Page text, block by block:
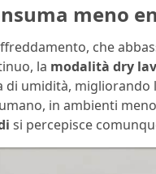
meno
che
la modalità dry
di umidità,
in ambienti
si percepisce